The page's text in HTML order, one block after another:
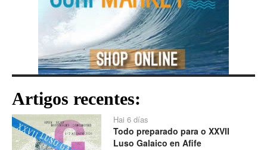
Artigos recentes:
Hai 6 días
Todo preparado para o XXVII
Luso Galaico en Afife